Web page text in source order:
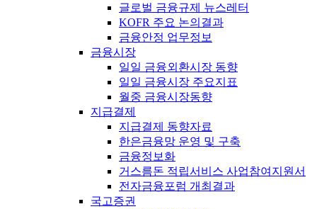
글로벌 금융규제 뉴스레터
KOFR 주요 논의결과
금융안정 업무정보
금융시장
일일 금융외환시장 동향
일일 금융시장 주요지표
월중 금융시장동향
지급결제
지급결제 동향자료
한은금융망 운영 및 구축
금융정보화
거스름돈 적립서비스 사업참여지원서
전자금융포럼 개최결과
국고증권